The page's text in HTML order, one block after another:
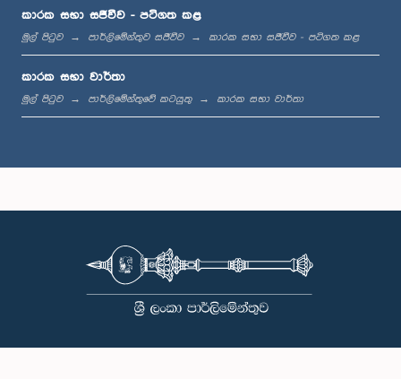
කාරක සභා සජීවීව - පටිගත කළ
මුල් පිටුව පාර්ලිමේන්තුව සජීවීව කාරක සභා සජීවීව - පටිගත කළ
කාරක සභා වාර්තා
මුල් පිටුව පාර්ලිමේන්තුවේ කටයුතු කාරක සභා වාර්තා